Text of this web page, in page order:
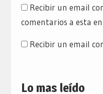
Recibir un email
comentarios a esta
Recibir un email
Lo mas leído